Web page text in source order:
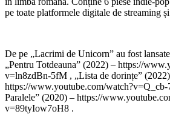
pe toate platformele digitale de streaming
De pe „Lacrimi de Unicorn” au fost
„Pentru Totdeauna” (2022) – https://
v=ln8zdBn-5fM , „Lista de dorințe”
https://www.youtube.com/
Paralele” (2020) – https://
v=89tyIow7oH8 .